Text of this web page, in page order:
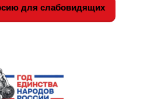
для слабовидящих